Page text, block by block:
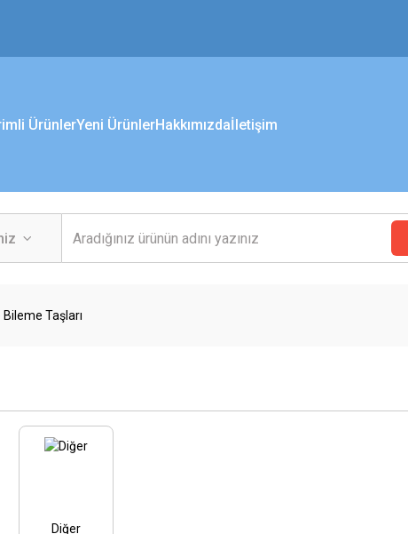
ÜrünlerYeni ÜrünlerHakkımızdaİletişim
Taşları
Diğer